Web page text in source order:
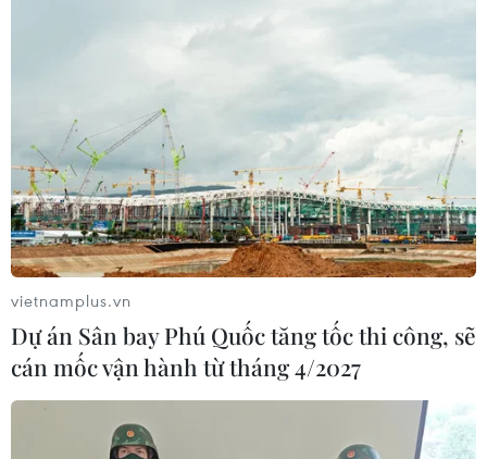
vietnamplus.vn
Dự án Sân bay Phú Quốc tăng tốc thi công, sẽ
cán mốc vận hành từ tháng 4/2027